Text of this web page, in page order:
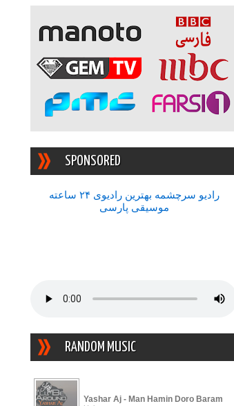
SPONSORED
رادیو سرچشمه بهترین رادیوی ۲۴ ساعته
موسیقی پارسی
RANDOM MUSIC
Yashar Aj - Man Hamin Doro Baram